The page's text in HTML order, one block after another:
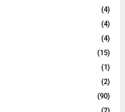
(4)
(4)
(4)
(15)
(1)
(2)
(90)